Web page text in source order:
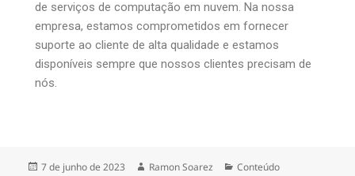
de serviços de computação em nuvem. Na nossa
empresa, estamos comprometidos em fornecer
suporte ao cliente de alta qualidade e estamos
disponíveis sempre que nossos clientes precisam de
nós.
7 de junho de 2023 Ramon Soarez Conteúdo